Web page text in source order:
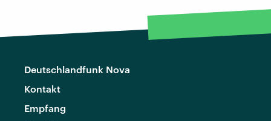
Deutschlandfunk Nova
Kontakt
Empfang